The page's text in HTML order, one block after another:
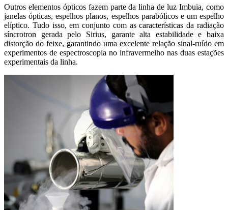
Outros elementos ópticos fazem parte da linha de luz Imbuia, como
janelas ópticas, espelhos planos, espelhos parabólicos e um espelho
elíptico. Tudo isso, em conjunto com as características da radiação
síncrotron gerada pelo Sirius, garante alta estabilidade e baixa
distorção do feixe, garantindo uma excelente relação sinal-ruído em
experimentos de espectroscopia no infravermelho nas duas estações
experimentais da linha.